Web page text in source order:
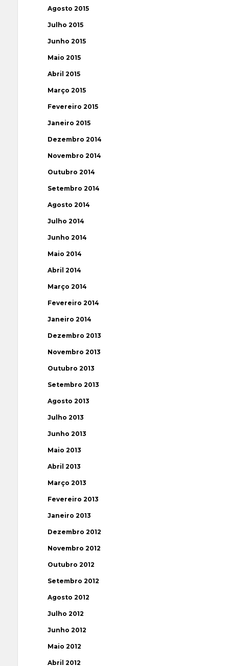
Agosto 2015
Julho 2015
Junho 2015
Maio 2015
Abril 2015
Março 2015
Fevereiro 2015
Janeiro 2015
Dezembro 2014
Novembro 2014
Outubro 2014
Setembro 2014
Agosto 2014
Julho 2014
Junho 2014
Maio 2014
Abril 2014
Março 2014
Fevereiro 2014
Janeiro 2014
Dezembro 2013
Novembro 2013
Outubro 2013
Setembro 2013
Agosto 2013
Julho 2013
Junho 2013
Maio 2013
Abril 2013
Março 2013
Fevereiro 2013
Janeiro 2013
Dezembro 2012
Novembro 2012
Outubro 2012
Setembro 2012
Agosto 2012
Julho 2012
Junho 2012
Maio 2012
Abril 2012